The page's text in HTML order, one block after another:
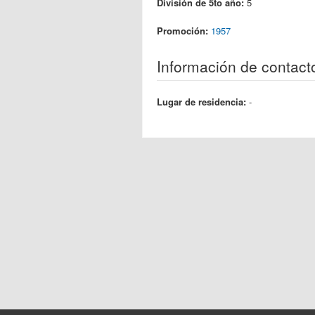
Promoción: 1957
Información de
Lugar de residencia: -